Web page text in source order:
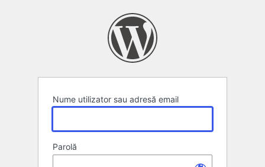
Nume utilizator sau adresă email
Parolă